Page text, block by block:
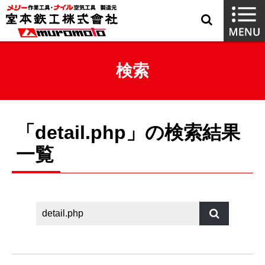
検索
「detail.php」の検索結果
一覧